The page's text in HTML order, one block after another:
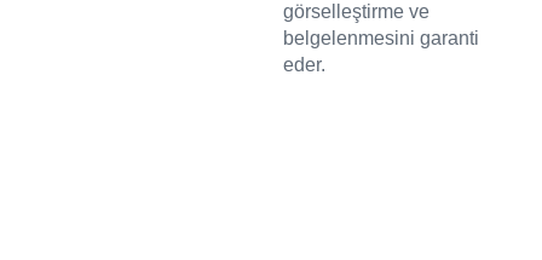
görselleştirme ve
belgelenmesini garanti
eder.